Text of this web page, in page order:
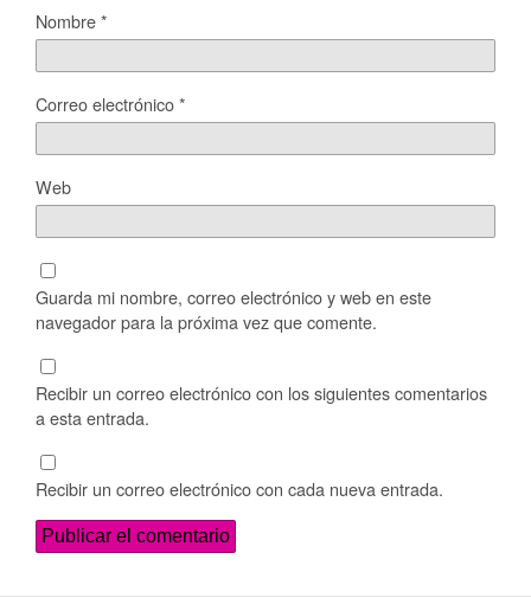
Nombre*
Correo electrónico*
Web
Guarda mi nombre, correo electrónico y web en este
navegador para la próxima vez que comente.
Recibir un correo electrónico con los siguientes comentarios
a esta entrada.
Recibir un correo electrónico con cada nueva entrada.